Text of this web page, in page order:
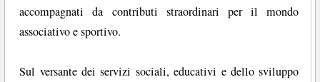
accompagnati da contributi straordinari per il mondo
associativo e sportivo.
Sul versante dei servizi sociali, educativi e dello sviluppo